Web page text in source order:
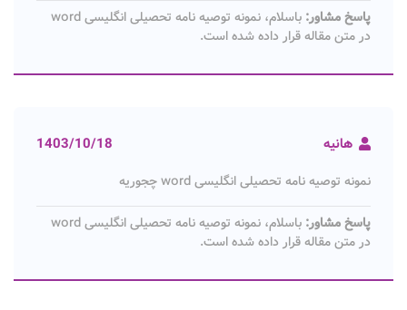
پاسخ مشاور:
باسلام، نمونه توصیه نامه تحصیلی انگلیسی word
در متن مقاله قرار داده شده است.
هانیه 1403/10/18
نمونه توصیه نامه تحصیلی انگلیسی word چجوریه
پاسخ مشاور:
باسلام، نمونه توصیه نامه تحصیلی انگلیسی word
در متن مقاله قرار داده شده است.